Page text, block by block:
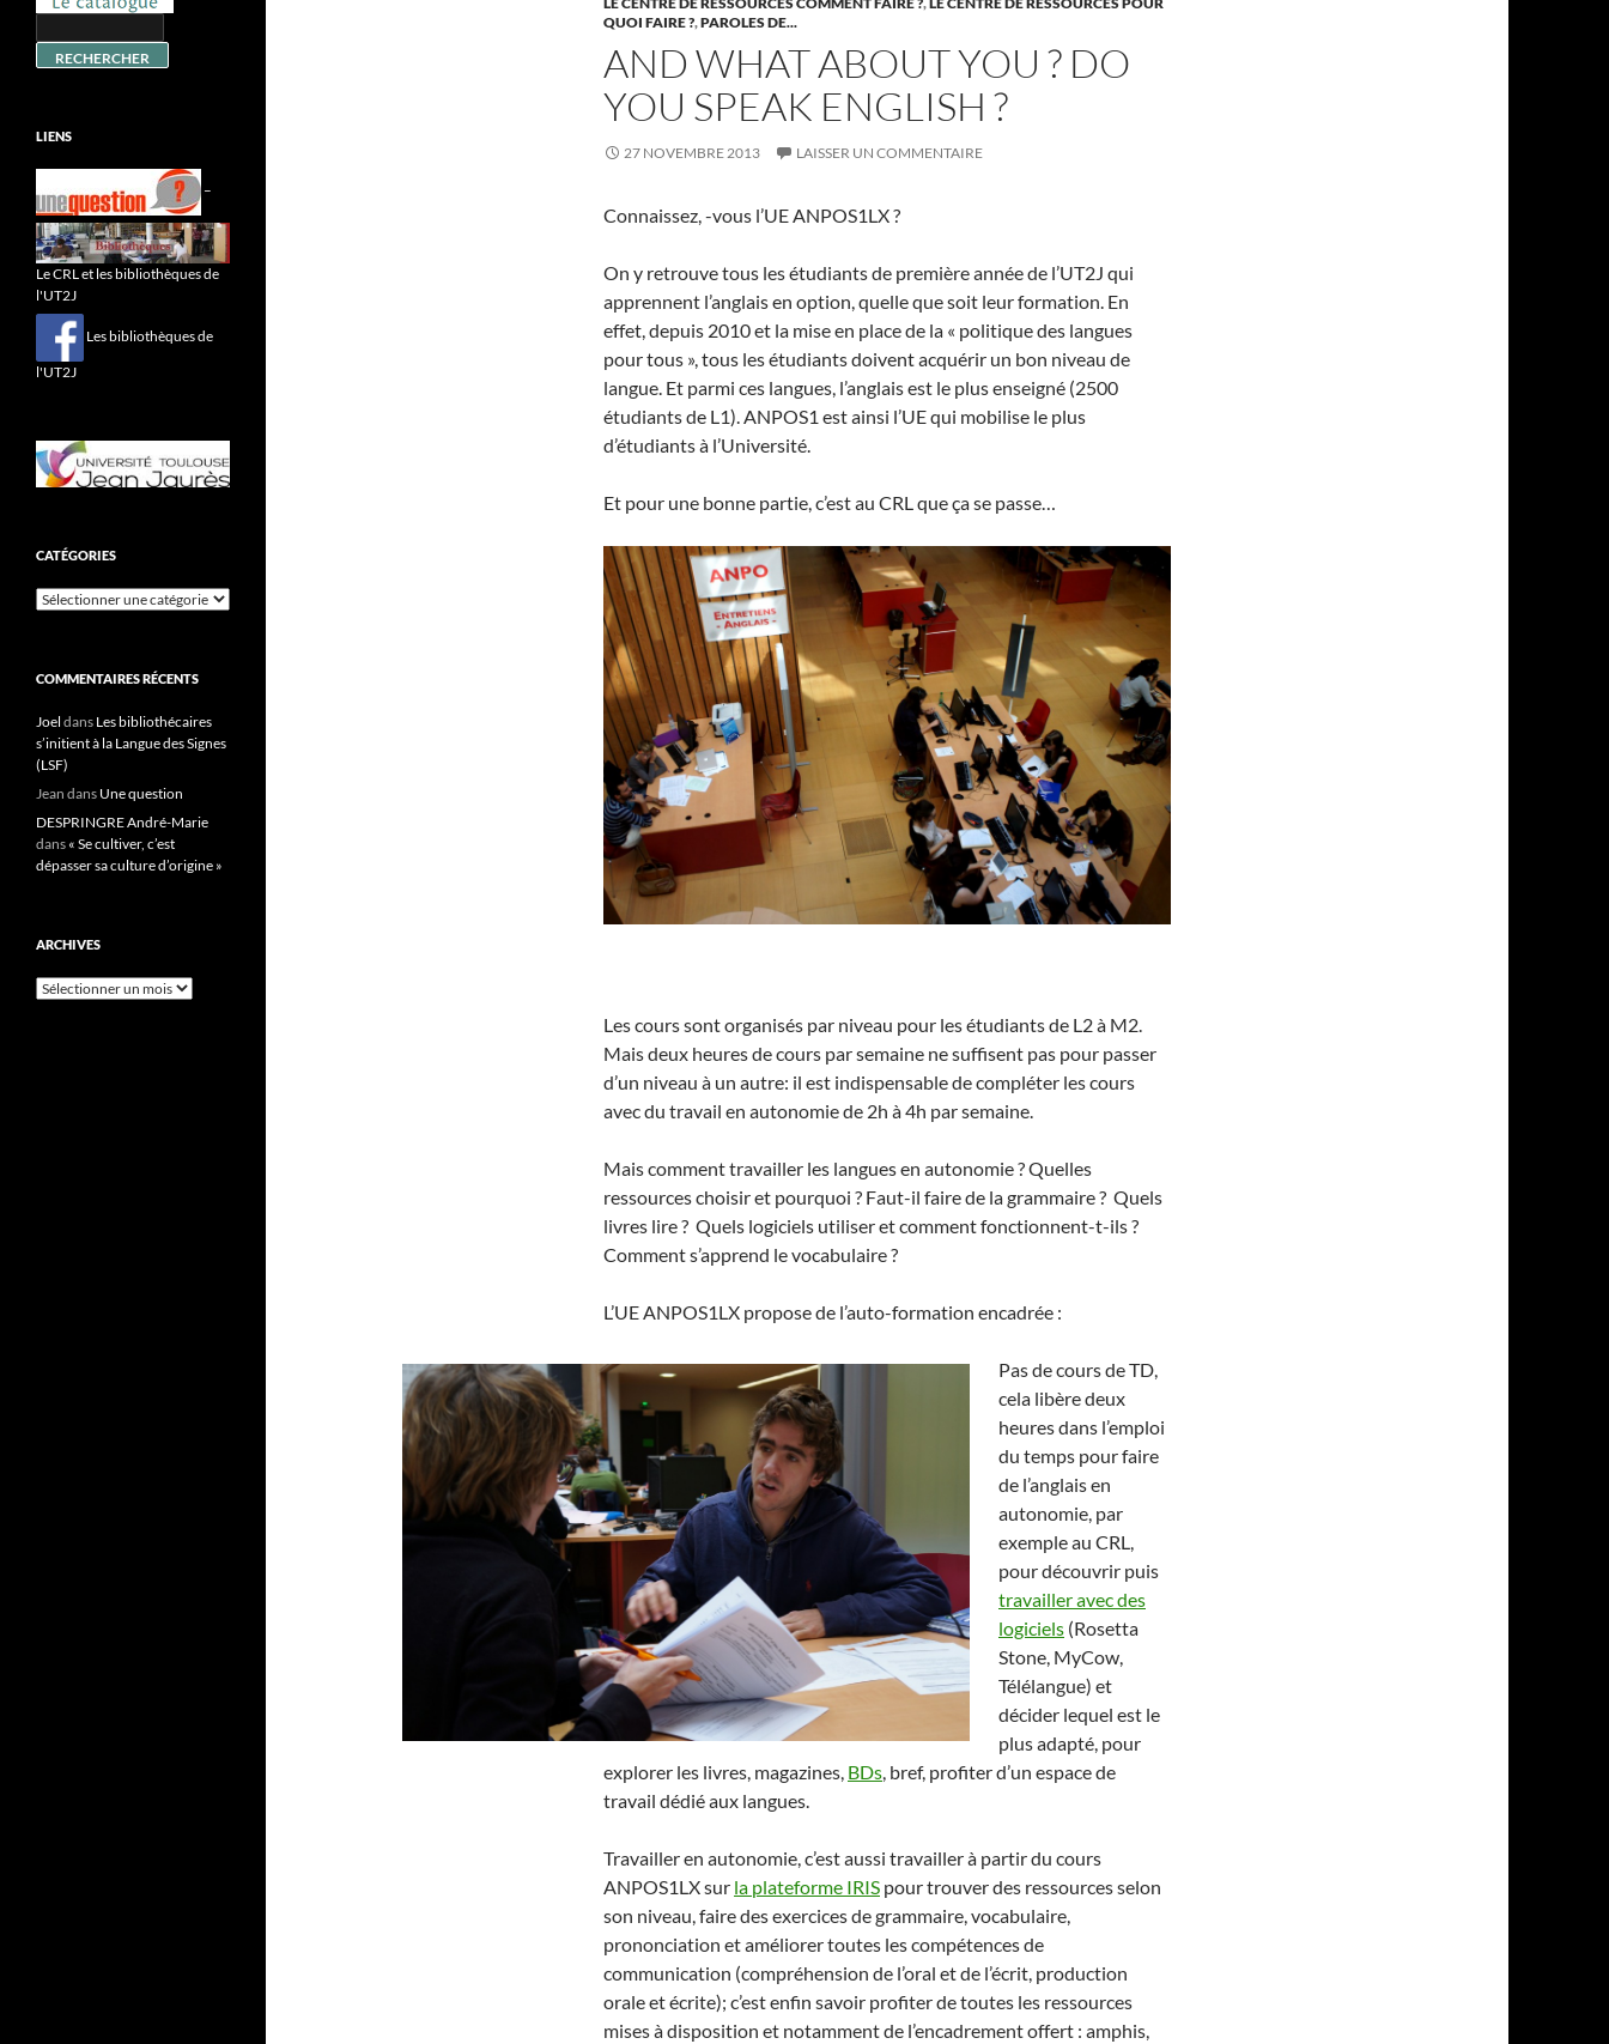
QUOI FAIRE ?,PAROLES DE...
AND WHAT ABOUT YOU ? DO
YOU SPEAK ENGLISH ?
27 NOVEMBRE 2013 LAISSER UN COMMENTAIRE
Connaissez, -vous l’UE ANPOS1LX ?
On y retrouve tous les étudiants de première année de l’UT2J qui
apprennent l’anglais en option, quelle que soit leur formation. En
effet, depuis 2010 et la mise en place de la « politique des langues
pour tous », tous les étudiants doivent acquérir un bon niveau de
langue. Et parmi ces langues, l’anglais est le plus enseigné (2500
étudiants de L1). ANPOS1 est ainsi l’UE qui mobilise le plus
d’étudiants à l’Université.
Et pour une bonne partie, c’est au CRL que ça se passe…
Les cours sont organisés par niveau pour les étudiants de L2 à M2.
Mais deux heures de cours par semaine ne suffisent pas pour passer
d’un niveau à un autre: il est indispensable de compléter les cours
avec du travail en autonomie de 2h à 4h par semaine.
Mais comment travailler les langues en autonomie ? Quelles
ressources choisir et pourquoi ? Faut-il faire de la grammaire ? Quels
livres lire ? Quels logiciels utiliser et comment fonctionnent-t-ils ?
Comment s’apprend le vocabulaire ?
L’UE ANPOS1LX propose de l’auto-formation encadrée :
Pas de cours de TD,
cela libère deux
heures dans l’emploi
du temps pour faire
de l’anglais en
autonomie, par
exemple au CRL,
pour découvrir puis
travailler avec des
logiciels (Rosetta
Stone, MyCow,
Télélangue) et
décider lequel est le
plus adapté, pour
explorer les livres, magazines, BDs, bref, profiter d’un espace de
travail dédié aux langues.
Travailler en autonomie, c’est aussi travailler à partir du cours
ANPOS1LX sur la plateforme IRIS pour trouver des ressources selon
son niveau, faire des exercices de grammaire, vocabulaire,
prononciation et améliorer toutes les compétences de
communication (compréhension de l’oral et de l’écrit, production
orale et écrite); c’est enfin savoir profiter de toutes les ressources
mises à disposition et notamment de l’encadrement offert : amphis,
LIENS
–
Le CRL et les bibliothèques de
l'UT2J
Les bibliothèques de
l'UT2J
CATÉGORIES
Catégories
COMMENTAIRES RÉCENTS
Joel dans Les bibliothécaires
s’initient à la Langue des Signes
(LSF)
Jean dans Une question
DESPRINGRE André-Marie
dans « Se cultiver, c’est
dépasser sa culture d’origine »
ARCHIVES
Archives